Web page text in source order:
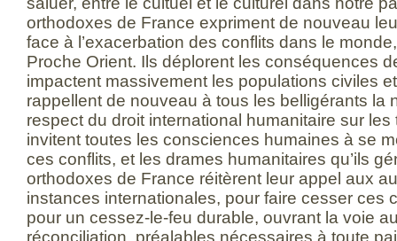
orthodoxes de France expriment de nouveau
face à l’exacerbation des conflits dans le
Proche Orient. Ils déplorent les conséquences
impactent massivement les populations civiles
rappellent de nouveau à tous les belligérants la
respect du droit international humanitaire sur
invitent toutes les consciences humaines à se
ces conflits, et les drames humanitaires qu’ils
orthodoxes de France réitèrent leur appel aux
instances internationales, pour faire cesser ces
pour un cessez-le-feu durable, ouvrant la voie
réconciliation, préalables nécessaires à toute